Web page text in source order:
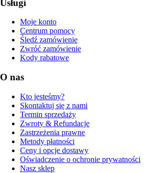
Usługi
Moje konto
Centrum pomocy
Śledź zamówienie
Zwróć zamówienie
Kody rabatowe
O nas
Kto jesteśmy?
Skontaktuj się z nami
Termin sprzedaży
Zwroty & Refundacje
Zastrzeżenia prawne
Metody płatności
Ceny i opcje dostawy
Oświadczenie o ochronie prywatności
Nasz sklep